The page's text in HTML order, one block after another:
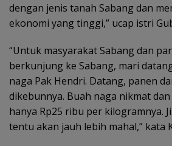
dengan jenis tanah Sabang dan
ekonomi yang tinggi,” ucap istri
“Untuk masyarakat Sabang dan
berkunjung ke Sabang, mari
naga Pak Hendri. Datang, panen
dikebunnya. Buah naga nikmat
hanya Rp25 ribu per kilogramnya.
tentu akan jauh lebih mahal,” kata